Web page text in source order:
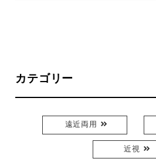
カテゴリー
遠近両用
近視